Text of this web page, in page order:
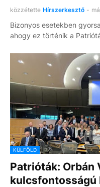
közzétette Hírszerkesztő -
Bizonyos esetekben
ahogy ez történik a
KÜLFÖLD
Patrióták: Orbán
kulcsfontosságú